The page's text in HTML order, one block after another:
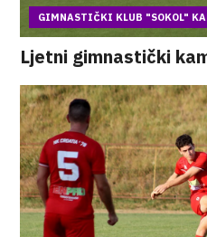
GIMNASTIČKI KLUB "SOKOL"
Ljetni gimnastički